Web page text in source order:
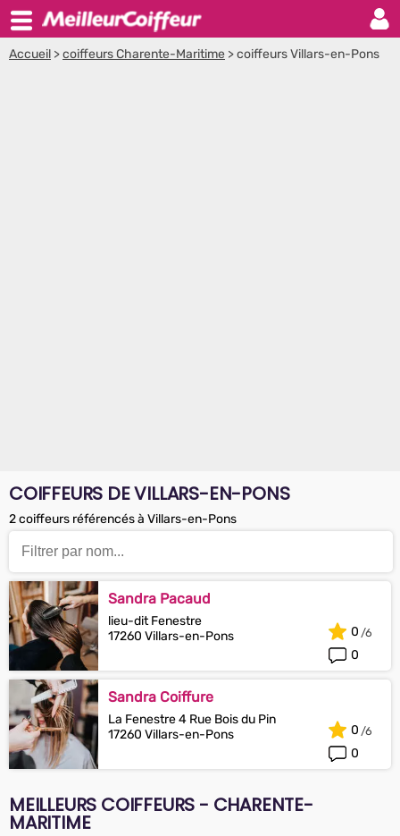
Accueil >coiffeurs Charente-Maritime >coiffeurs Villars-en-Pons
COIFFEURS DE VILLARS-EN-PONS
2 coiffeurs référencés à Villars-en-Pons
Sandra Pacaud
lieu-dit Fenestre
17260 Villars-en-Pons
0
0
Sandra Coiffure
La Fenestre 4 Rue Bois du Pin
17260 Villars-en-Pons
0
0
MEILLEURS COIFFEURS - CHARENTE-
MARITIME